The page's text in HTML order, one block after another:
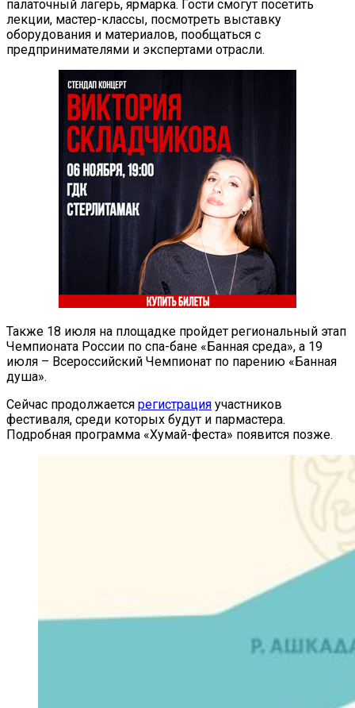
палаточный лагерь, ярмарка. Гости смогут посетить
лекции, мастер-классы, посмотреть выставку
оборудования и материалов, пообщаться с
предпринимателями и экспертами отрасли.
Также 18 июля на площадке пройдет региональный этап
Чемпионата России по спа-бане «Банная среда», а 19
июля – Всероссийский Чемпионат по парению «Банная
душа».
Сейчас продолжается регистрация участников
фестиваля, среди которых будут и пармастера.
Подробная программа «Хумай-феста» появится позже.